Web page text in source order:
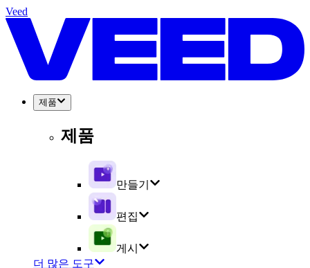
Veed
제품
제품
만들기
편집
게시
더 많은 도구